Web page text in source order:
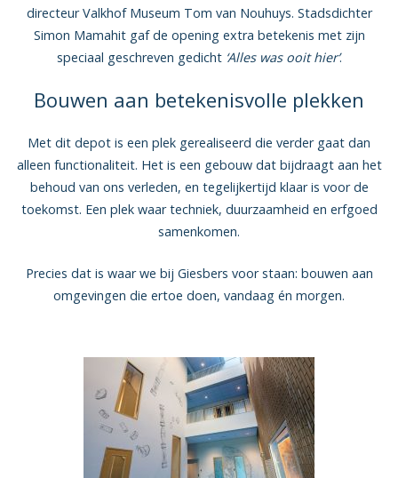
directeur Valkhof Museum Tom van Nouhuys. Stadsdichter
Simon Mamahit gaf de opening extra betekenis met zijn
speciaal geschreven gedicht ‘Alles was ooit hier’.
Bouwen aan betekenisvolle plekken
Met dit depot is een plek gerealiseerd die verder gaat dan
alleen functionaliteit. Het is een gebouw dat bijdraagt aan het
behoud van ons verleden, en tegelijkertijd klaar is voor de
toekomst. Een plek waar techniek, duurzaamheid en erfgoed
samenkomen.
Precies dat is waar we bij Giesbers voor staan: bouwen aan
omgevingen die ertoe doen, vandaag én morgen.